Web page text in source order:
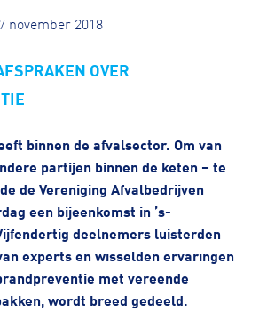
november 2018
OVER
binnen de afvalsector. Om van
partijen binnen de keten – te
de Vereniging Afvalbedrijven
een bijeenkomst in ’s-
deelnemers luisterden
experts en wisselden ervaringen
met vereende
wordt breed gedeeld.